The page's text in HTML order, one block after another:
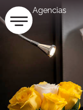
Agencias